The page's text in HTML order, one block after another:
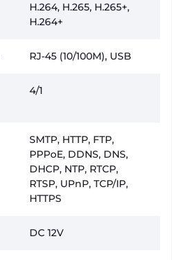
H.264, H.265, H.265+,
H.264+
RJ-45 (10/100M), USB
4/1
SMTP, HTTP, FTP,
PPPoE, DDNS, DNS,
DHCP, NTP, RTCP,
RTSP, UPnP, TCP/IP,
HTTPS
DC 12V